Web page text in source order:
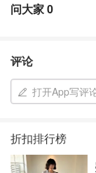
波兰种（一种面
高筋面粉310g
黄油27g
【制作方法】
把除黄油以外的
问大家0
评论
打开App写评
折扣排行榜